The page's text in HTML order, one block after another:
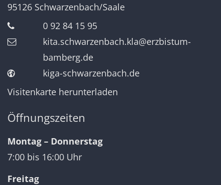
95126 Schwarzenbach/Saale
0 92 84 15 95
kita.schwarzenbach.kla@erzbistum-
bamberg.de
kiga-schwarzenbach.de
Visitenkarte herunterladen
Öffnungszeiten
Montag – Donnerstag
7:00 bis 16:00 Uhr
Freitag